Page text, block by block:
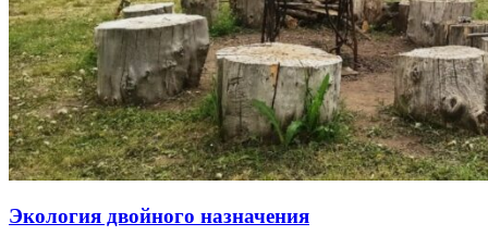
Экология двойного назначения